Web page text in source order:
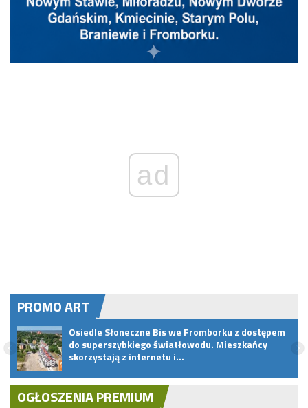
ad
PROMO ART
Osiedle Słoneczne Bis we Fromborku z dostępem
do superszybkiego światłowodu. Mieszkańcy
skorzystają z internetu i…
OGŁOSZENIA PREMIUM